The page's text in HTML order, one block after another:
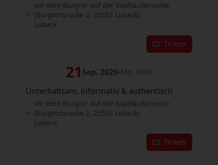
vor dem Burgtor auf der Stadtaußenseite
(Burgtorbrücke 2, 23552 Lübeck)
Lübeck
Tickets
21 Sep. 2026•Mo. 16:00
Unterhaltsam, informativ & authentisch
vor dem Burgtor auf der Stadtaußenseite
(Burgtorbrücke 2, 23552 Lübeck)
Lübeck
Tickets